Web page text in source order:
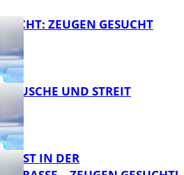
ZEUGEN GESUCHT
UND STREIT
IN DER